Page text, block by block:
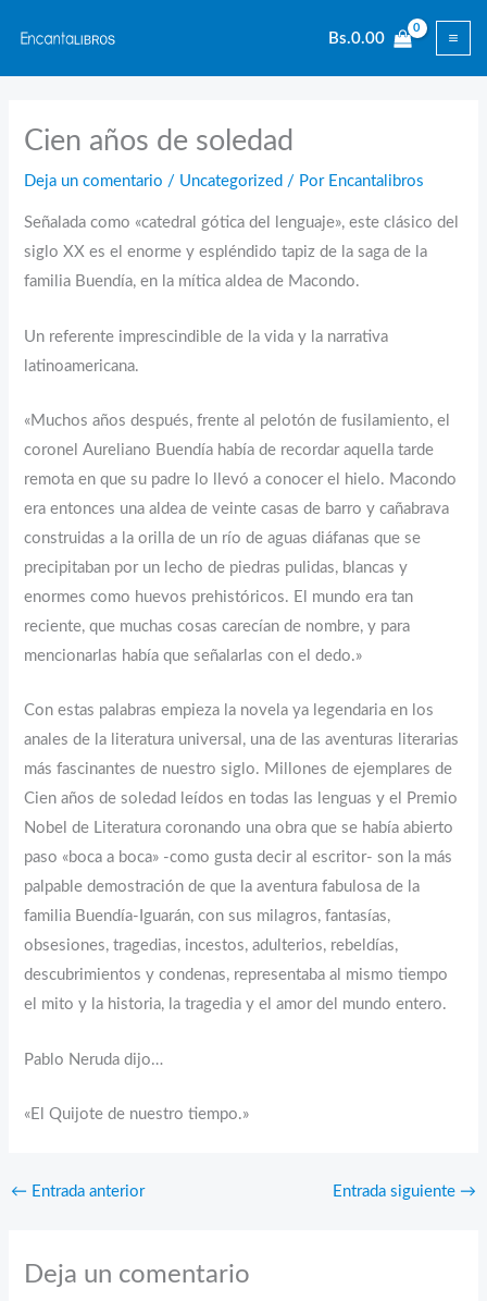
contenido
Bs.0.00
Cien años de soledad
Deja un comentario / Uncategorized / Por Encantalibros
Señalada como «catedral gótica del lenguaje», este clásico del
siglo XX es el enorme y espléndido tapiz de la saga de la
familia Buendía, en la mítica aldea de Macondo.
Un referente imprescindible de la vida y la narrativa
latinoamericana.
«Muchos años después, frente al pelotón de fusilamiento, el
coronel Aureliano Buendía había de recordar aquella tarde
remota en que su padre lo llevó a conocer el hielo. Macondo
era entonces una aldea de veinte casas de barro y cañabrava
construidas a la orilla de un río de aguas diáfanas que se
precipitaban por un lecho de piedras pulidas, blancas y
enormes como huevos prehistóricos. El mundo era tan
reciente, que muchas cosas carecían de nombre, y para
mencionarlas había que señalarlas con el dedo.»
Con estas palabras empieza la novela ya legendaria en los
anales de la literatura universal, una de las aventuras literarias
más fascinantes de nuestro siglo. Millones de ejemplares de
Cien años de soledad leídos en todas las lenguas y el Premio
Nobel de Literatura coronando una obra que se había abierto
paso «boca a boca» -como gusta decir al escritor- son la más
palpable demostración de que la aventura fabulosa de la
familia Buendía-Iguarán, con sus milagros, fantasías,
obsesiones, tragedias, incestos, adulterios, rebeldías,
descubrimientos y condenas, representaba al mismo tiempo
el mito y la historia, la tragedia y el amor del mundo entero.
Pablo Neruda dijo…
«El Quijote de nuestro tiempo.»
← Entrada anterior Entrada siguiente →
Deja un comentario